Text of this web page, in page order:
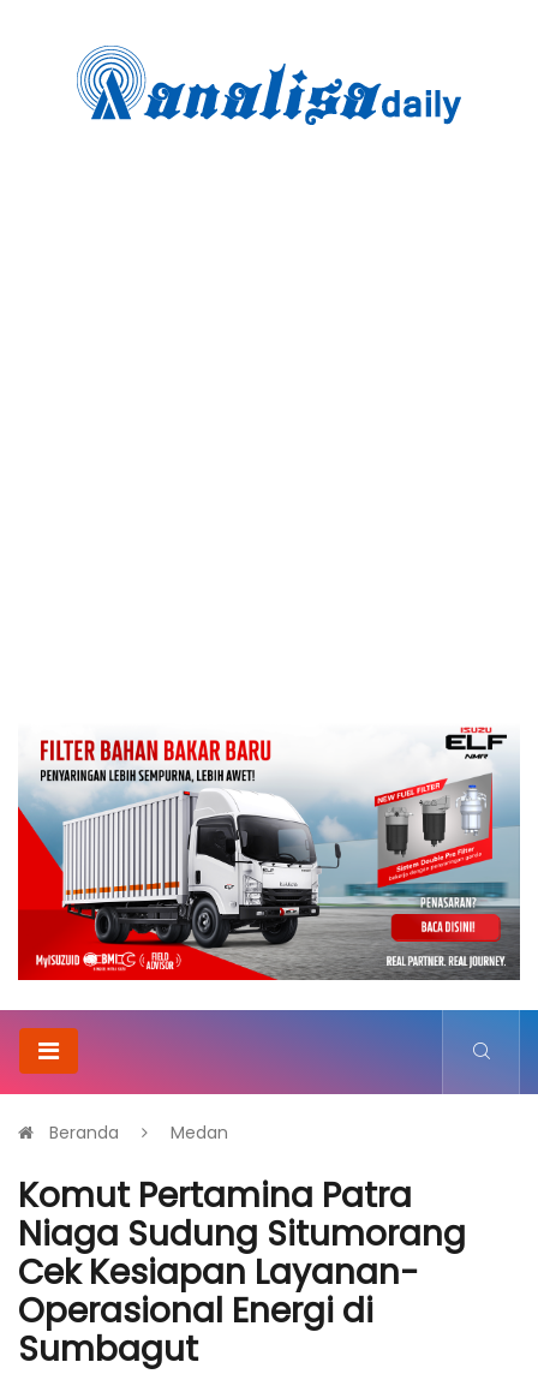
Beranda Medan
Komut Pertamina Patra
Niaga Sudung Situmorang
Cek Kesiapan Layanan-
Operasional Energi di
Sumbagut